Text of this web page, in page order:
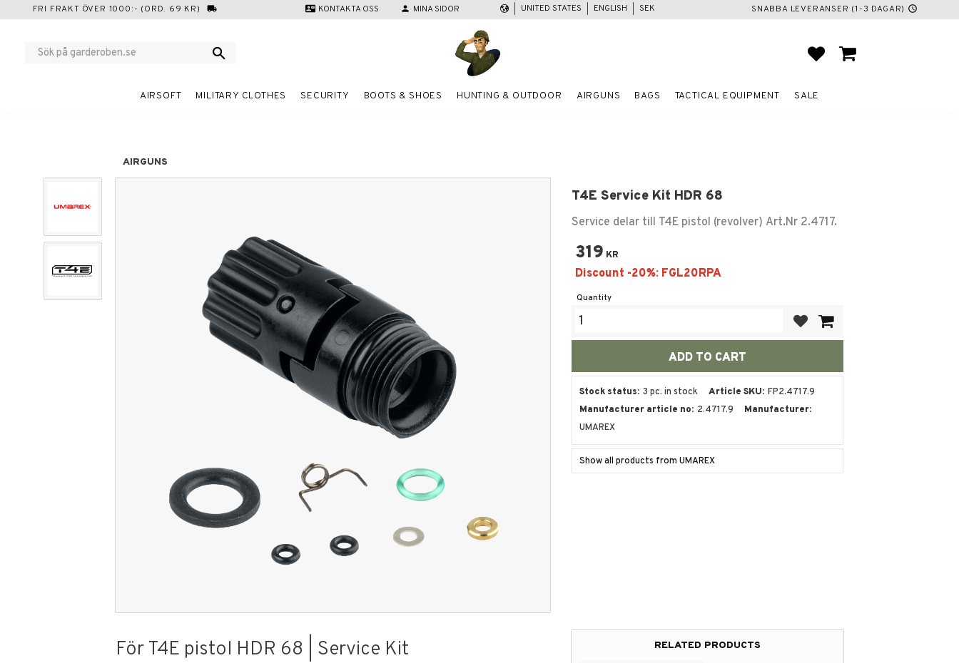
FRI FRAKT ÖVER 1000:- (ORD. 69 KR) local_shipping contact_mail KONTAKTA OSS person MINA SIDOR SNABBA LEVERANSER (1-3 DAGAR) schedule
UNITED STATES ENGLISH SEK
FAVORITES
BASKET
AIRSOFT MILITARY CLOTHES SECURITY BOOTS & SHOES HUNTING & OUTDOOR AIRGUNS BAGS TACTICAL EQUIPMENT SALE
AIRGUNS
T4E Service Kit HDR 68
Service delar till T4E pistol (revolver) Art.Nr 2.4717.
319 KR
Quantity
Stock status 3 pc. in stock Article SKU FP2.4717.9
Manufacturer article no
2.4717.9
Manufacturer
UMAREX
Show all products from UMAREX
För T4E pistol HDR 68 | Service Kit RELATED PRODUCTS